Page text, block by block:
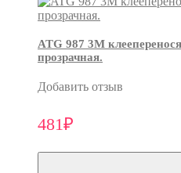
ATG 987 3М
прозрачная.
Добавить отзыв
481₽